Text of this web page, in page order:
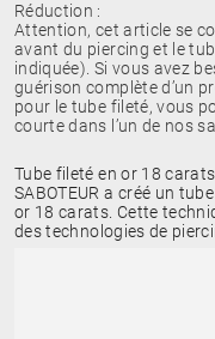
Réduction :
Attention, cet article se
avant du piercing et le
indiquée). Si vous avez
guérison complète d’un
pour le tube fileté, vous
courte dans l’un de nos
Tube fileté en or 18 carats
SABOTEUR a créé un
or 18 carats. Cette
des technologies de